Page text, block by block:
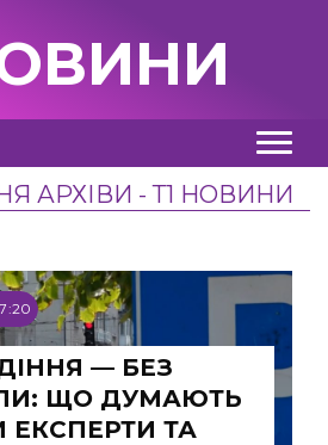
АРХІВИ - Т1 НОВИНИ
— БЕЗ
ЩО ДУМАЮТЬ
ЕКСПЕРТИ ТА